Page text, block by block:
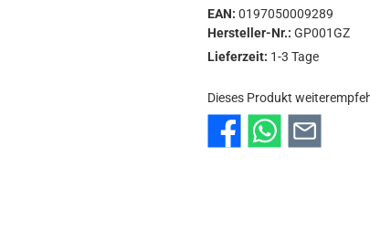
EAN:0197050009289
Hersteller-Nr.:GP001GZ
Lieferzeit: 1-3 Tage
Dieses Produkt